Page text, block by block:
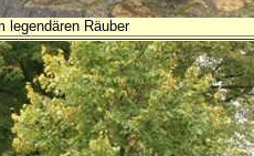
legendären Räuber